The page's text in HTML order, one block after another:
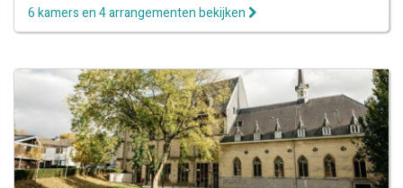
6 kamers en 4 arrangementen bekijken